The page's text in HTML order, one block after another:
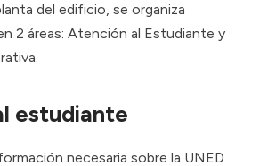
del edificio, se organiza
2 áreas: Atención al Estudiante y
estudiante
necesaria sobre la UNED